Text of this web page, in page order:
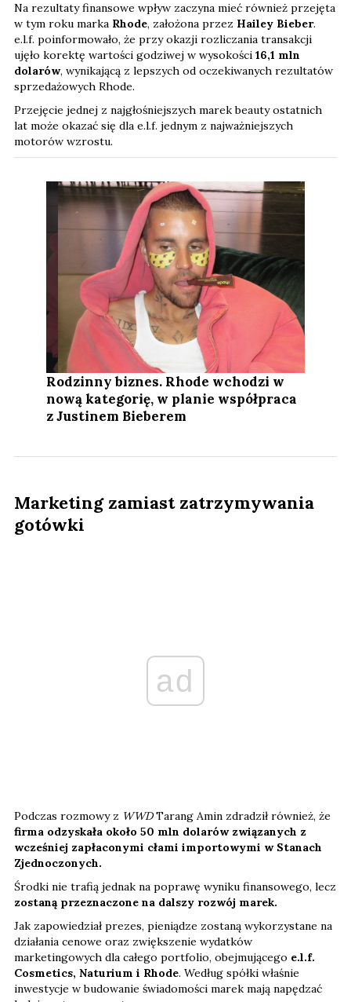
Na rezultaty finansowe wpływ zaczyna mieć również przejęta
w tym roku marka Rhode, założona przez Hailey Bieber.
e.l.f. poinformowało, że przy okazji rozliczania transakcji
ujęło korektę wartości godziwej w wysokości 16,1 mln
dolarów, wynikającą z lepszych od oczekiwanych rezultatów
sprzedażowych Rhode.
Przejęcie jednej z najgłośniejszych marek beauty ostatnich
lat może okazać się dla e.l.f. jednym z najważniejszych
motorów wzrostu.
Rodzinny biznes. Rhode wchodzi w
nową kategorię, w planie współpraca
z Justinem Bieberem
Marketing zamiast zatrzymywania
gotówki
ad
Podczas rozmowy z WWDTarang Amin zdradził również, że
firma odzyskała około 50 mln dolarów związanych z
wcześniej zapłaconymi cłami importowymi w Stanach
Zjednoczonych.
Środki nie trafią jednak na poprawę wyniku finansowego, lecz
zostaną przeznaczone na dalszy rozwój marek.
Jak zapowiedział prezes, pieniądze zostaną wykorzystane na
działania cenowe oraz zwiększenie wydatków
marketingowych dla całego portfolio, obejmującego e.l.f.
Cosmetics, Naturium i Rhode. Według spółki właśnie
inwestycje w budowanie świadomości marek mają napędzać